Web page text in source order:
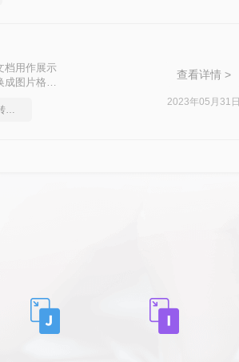
档用作展示
成图片格式
教你怎么快速Word文档转图片
查看详情 >
2023年05月31日